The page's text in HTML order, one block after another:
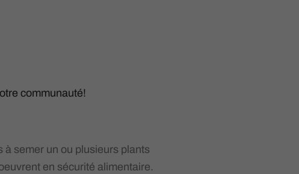
communauté!
à semer un ou plusieurs plants
en sécurité alimentaire.